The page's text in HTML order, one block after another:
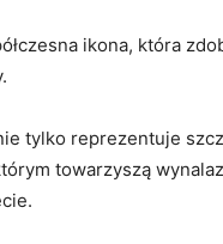
ikona, która​
tylko ​reprezentuje
towarzyszą